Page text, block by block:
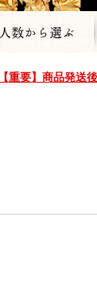
【重要】商品発送